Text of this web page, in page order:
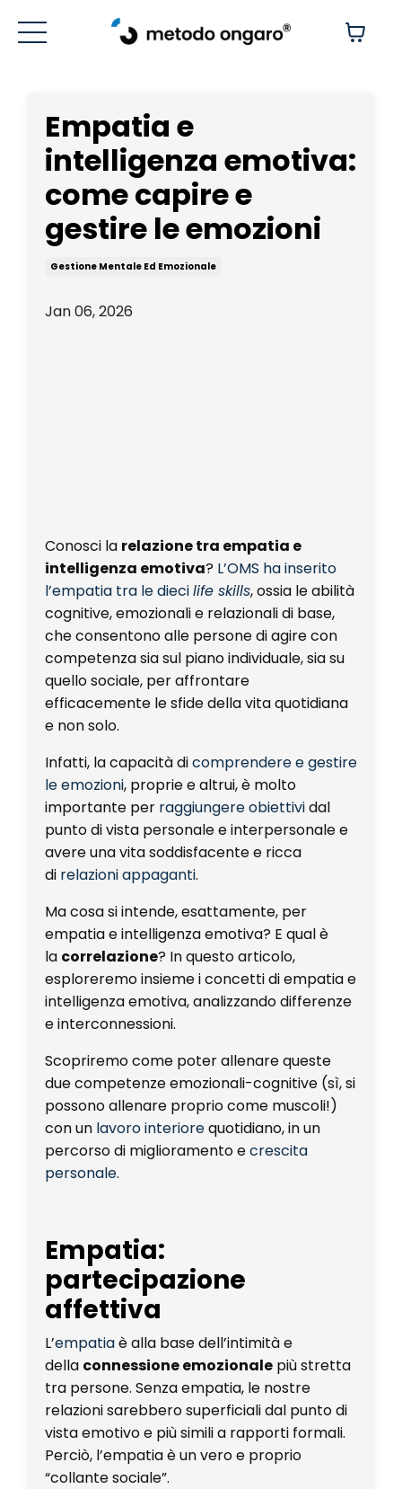
Empatia e
intelligenza emotiva:
come capire e
gestire le emozioni
Gestione Mentale Ed Emozionale
Jan 06, 2026
Conosci la relazione tra empatia e
intelligenza emotiva? L’OMS ha inserito
l’empatia tra le diecilife skills, ossia le abilità
cognitive, emozionali e relazionali di base,
che consentono alle persone di agire con
competenza sia sul piano individuale, sia su
quello sociale, per affrontare
efficacemente le sfide della vita quotidiana
e non solo.
Infatti, la capacità dicomprendere e gestire
le emozioni, proprie e altrui, è molto
importante per raggiungere obiettividal
punto di vista personale e interpersonale e
avere una vita soddisfacente e ricca
di relazioni appaganti.
Ma cosa si intende, esattamente, per
empatia e intelligenza emotiva? E qual è
la correlazione? In questo articolo,
esploreremo insieme i concetti di empatia e
intelligenza emotiva, analizzando differenze
e interconnessioni.
Scopriremo come poter allenare queste
due competenze emozionali-cognitive (sì, si
possono allenare proprio come muscoli!)
con un lavoro interiorequotidiano, in un
percorso di miglioramento ecrescita
personale.
Empatia:
partecipazione
affettiva
L’empatiaè alla base dell’intimità e
della connessione emozionale più stretta
tra persone. Senza empatia, le nostre
relazioni sarebbero superficiali dal punto di
vista emotivo e più simili a rapporti formali.
Perciò, l’empatia è un vero e proprio
“collante sociale”.